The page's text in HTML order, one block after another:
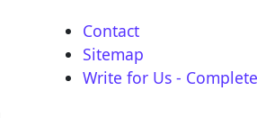
Contact
Sitemap
Write for Us -